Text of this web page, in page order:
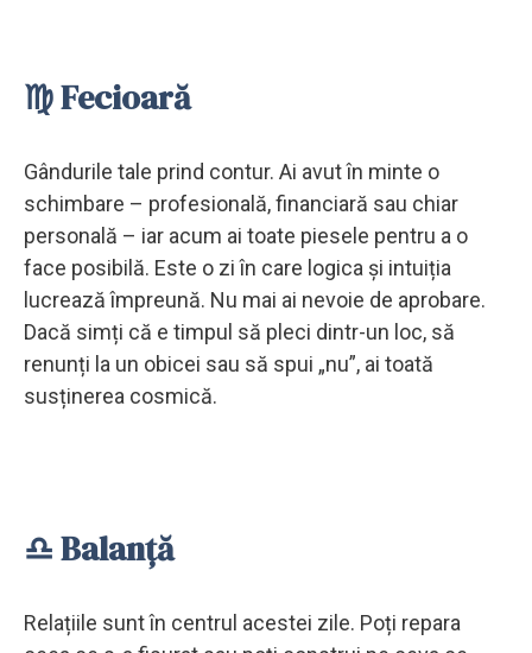
♍ Fecioară
Gândurile tale prind contur. Ai avut în minte o
schimbare – profesională, financiară sau chiar
personală – iar acum ai toate piesele pentru a o
face posibilă. Este o zi în care logica și intuiția
lucrează împreună. Nu mai ai nevoie de aprobare.
Dacă simți că e timpul să pleci dintr-un loc, să
renunți la un obicei sau să spui „nu”, ai toată
susținerea cosmică.
♎ Balanță
Relațiile sunt în centrul acestei zile. Poți repara